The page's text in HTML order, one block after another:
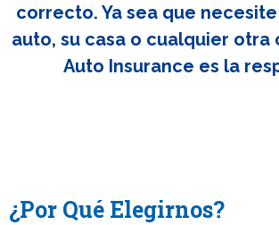
correcto. Ya sea que
auto, su casa o cualquier otra
Auto Insurance es la
¿Por Qué Elegirnos?